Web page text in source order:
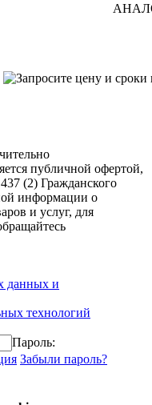
публичной офертой,
(2) Гражданского
информации о
и услуг, для
данных и
технологий
Пароль:
Забыли пароль?